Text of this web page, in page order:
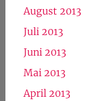
August 2013
Juli 2013
Juni 2013
Mai 2013
April 2013